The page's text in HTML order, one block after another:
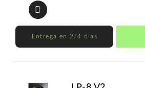
Entrega en 2/4 días